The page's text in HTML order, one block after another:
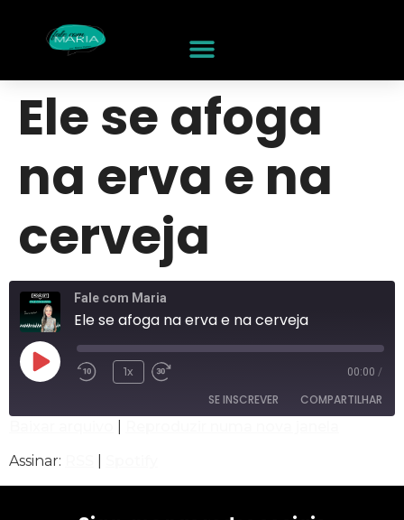
Ele se afoga
na erva e na
cerveja
Fale com Maria
Ele se afoga na erva e na cerveja
1x 00:00 /
SE INSCREVER COMPARTILHAR
FEED RSS
COMPARTILHAR
LINK
Assinar: